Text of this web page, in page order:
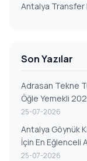
Antalya Transfer
Son Yazılar
Adrasan Tekne
Öğle Yemekli
25-07-2026
Antalya Göynük
İçin En Eğlenceli
25-07-2026